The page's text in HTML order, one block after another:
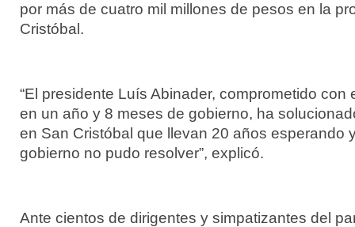
por más de cuatro mil millones de pesos en la
Cristóbal.
“El presidente Luís Abinader, comprometido con
en un año y 8 meses de gobierno, ha
en San Cristóbal que llevan 20 años esperando
gobierno no pudo resolver”, explicó.
Ante cientos de dirigentes y simpatizantes del